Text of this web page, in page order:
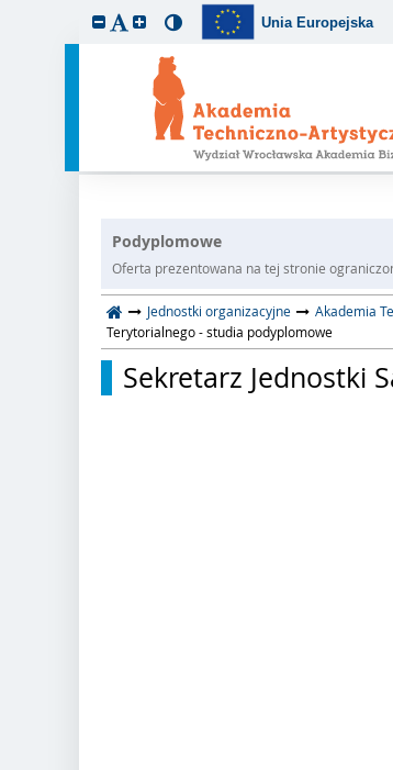
Unia Europejska
Podyplomowe
Oferta prezentowana na tej stronie
Jednostki organizacyjne Akademia
Terytorialnego - studia podyplomowe
Sekretarz Jednostki